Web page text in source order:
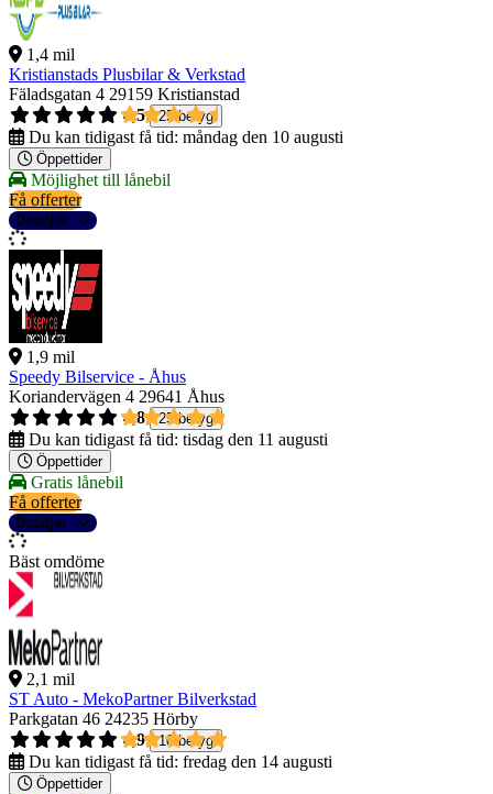
1,4 mil
Kristianstads Plusbilar & Verkstad
Fäladsgatan 4 29159 Kristianstad
4,5
25 betyg
Du kan tidigast få tid: måndag den 10 augusti
Öppettider
Möjlighet till lånebil
Få offerter
Detaljer
1,9 mil
Speedy Bilservice - Åhus
Koriandervägen 4 29641 Åhus
4,8
25 betyg
Du kan tidigast få tid: tisdag den 11 augusti
Öppettider
Gratis lånebil
Få offerter
Detaljer
Bäst omdöme
2,1 mil
ST Auto - MekoPartner Bilverkstad
Parkgatan 46 24235 Hörby
4,9
10 betyg
Du kan tidigast få tid: fredag den 14 augusti
Öppettider